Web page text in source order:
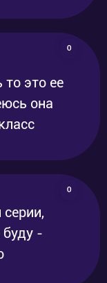
0
это ее
она
0
-